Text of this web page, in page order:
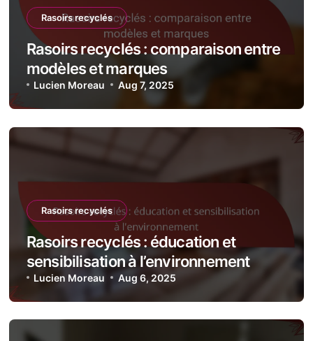
Rasoirs recyclés
Rasoirs recyclés : comparaison entre
modèles et marques
Lucien Moreau Aug 7, 2025
Rasoirs recyclés
Rasoirs recyclés : éducation et
sensibilisation à l’environnement
Lucien Moreau Aug 6, 2025